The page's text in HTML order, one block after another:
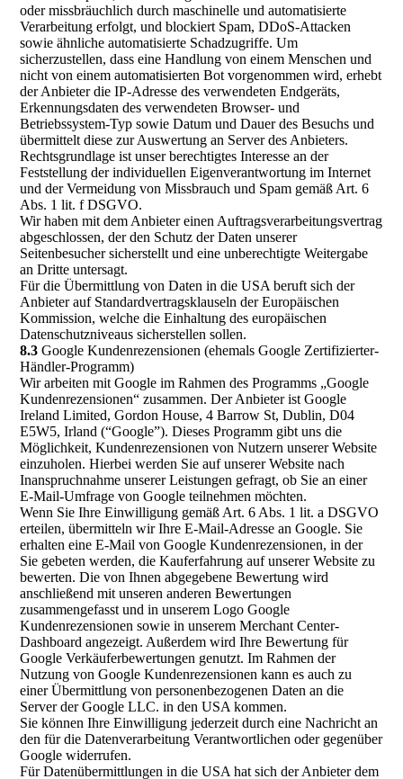
oder missbräuchlich durch maschinelle und automatisierte
Verarbeitung erfolgt, und blockiert Spam, DDoS-Attacken
sowie ähnliche automatisierte Schadzugriffe. Um
sicherzustellen, dass eine Handlung von einem Menschen und
nicht von einem automatisierten Bot vorgenommen wird, erhebt
der Anbieter die IP-Adresse des verwendeten Endgeräts,
Erkennungsdaten des verwendeten Browser- und
Betriebssystem-Typ sowie Datum und Dauer des Besuchs und
übermittelt diese zur Auswertung an Server des Anbieters.
Rechtsgrundlage ist unser berechtigtes Interesse an der
Feststellung der individuellen Eigenverantwortung im Internet
und der Vermeidung von Missbrauch und Spam gemäß Art. 6
Abs. 1 lit. f DSGVO.
Wir haben mit dem Anbieter einen Auftragsverarbeitungsvertrag
abgeschlossen, der den Schutz der Daten unserer
Seitenbesucher sicherstellt und eine unberechtigte Weitergabe
an Dritte untersagt.
Für die Übermittlung von Daten in die USA beruft sich der
Anbieter auf Standardvertragsklauseln der Europäischen
Kommission, welche die Einhaltung des europäischen
Datenschutzniveaus sicherstellen sollen.
8.3 Google Kundenrezensionen (ehemals Google Zertifizierter-
Händler-Programm)
Wir arbeiten mit Google im Rahmen des Programms „Google
Kundenrezensionen“ zusammen. Der Anbieter ist Google
Ireland Limited, Gordon House, 4 Barrow St, Dublin, D04
E5W5, Irland (“Google”). Dieses Programm gibt uns die
Möglichkeit, Kundenrezensionen von Nutzern unserer Website
einzuholen. Hierbei werden Sie auf unserer Website nach
Inanspruchnahme unserer Leistungen gefragt, ob Sie an einer
E-Mail-Umfrage von Google teilnehmen möchten.
Wenn Sie Ihre Einwilligung gemäß Art. 6 Abs. 1 lit. a DSGVO
erteilen, übermitteln wir Ihre E-Mail-Adresse an Google. Sie
erhalten eine E-Mail von Google Kundenrezensionen, in der
Sie gebeten werden, die Kauferfahrung auf unserer Website zu
bewerten. Die von Ihnen abgegebene Bewertung wird
anschließend mit unseren anderen Bewertungen
zusammengefasst und in unserem Logo Google
Kundenrezensionen sowie in unserem Merchant Center-
Dashboard angezeigt. Außerdem wird Ihre Bewertung für
Google Verkäuferbewertungen genutzt. Im Rahmen der
Nutzung von Google Kundenrezensionen kann es auch zu
einer Übermittlung von personenbezogenen Daten an die
Server der Google LLC. in den USA kommen.
Sie können Ihre Einwilligung jederzeit durch eine Nachricht an
den für die Datenverarbeitung Verantwortlichen oder gegenüber
Google widerrufen.
Für Datenübermittlungen in die USA hat sich der Anbieter dem